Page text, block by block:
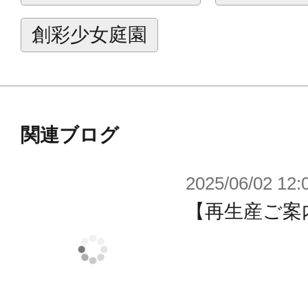
創彩少女庭園
関連ブログ
2025/06/02
【再生産ご